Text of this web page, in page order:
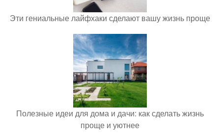
Эти гениальные лайфхаки сделают вашу жизнь проще
Полезные идеи для дома и дачи: как сделать жизнь
проще и уютнее